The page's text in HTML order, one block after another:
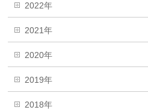
2022年
2021年
2020年
2019年
2018年